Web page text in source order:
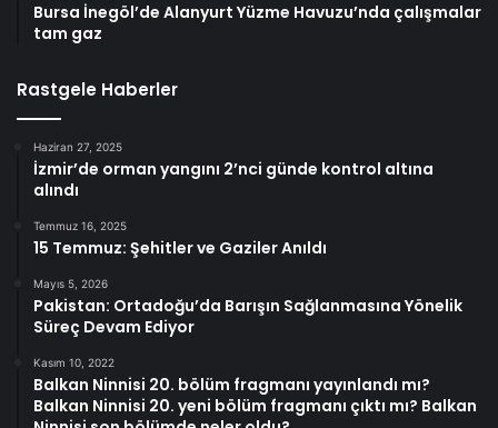
Bursa İnegöl’de Alanyurt Yüzme Havuzu’nda çalışmalar
tam gaz
Rastgele Haberler
Haziran 27, 2025
İzmir’de orman yangını 2’nci günde kontrol altına
alındı
Temmuz 16, 2025
15 Temmuz: Şehitler ve Gaziler Anıldı
Mayıs 5, 2026
Pakistan: Ortadoğu’da Barışın Sağlanmasına Yönelik
Süreç Devam Ediyor
Kasım 10, 2022
Balkan Ninnisi 20. bölüm fragmanı yayınlandı mı?
Balkan Ninnisi 20. yeni bölüm fragmanı çıktı mı? Balkan